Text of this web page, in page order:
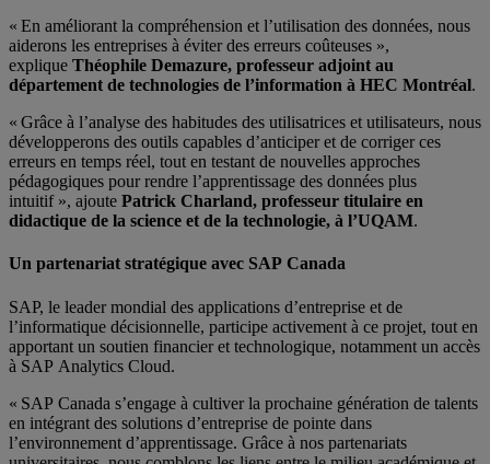
« En améliorant la compréhension et l’utilisation des données, nous
aiderons les entreprises à éviter des erreurs coûteuses »,
explique Théophile Demazure, professeur adjoint au
département de technologies de l’information à HEC Montréal.
« Grâce à l’analyse des habitudes des utilisatrices et utilisateurs, nous
développerons des outils capables d’anticiper et de corriger ces
erreurs en temps réel, tout en testant de nouvelles approches
pédagogiques pour rendre l’apprentissage des données plus
intuitif », ajoute Patrick Charland, professeur titulaire en
didactique de la science et de la technologie, à l’UQAM.
Un partenariat stratégique avec SAP Canada
SAP, le leader mondial des applications d’entreprise et de
l’informatique décisionnelle, participe activement à ce projet, tout en
apportant un soutien financier et technologique, notamment un accès
à SAP Analytics Cloud.
« SAP Canada s’engage à cultiver la prochaine génération de talents
en intégrant des solutions d’entreprise de pointe dans
l’environnement d’apprentissage. Grâce à nos partenariats